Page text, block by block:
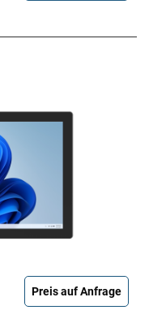
Preis auf Anfrage